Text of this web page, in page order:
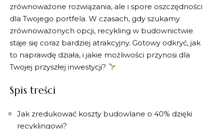
zrównoważone rozwiązania, ale ‌i spore oszczędności
dla Twojego portfela. W ‌czasach, gdy szukamy
⁢zrównoważonych opcji, recykling ​w‌ budownictwie
‍staje się​ coraz bardziej atrakcyjny.⁤ Gotowy odkryć, jak
to naprawdę​ działa, i jakie możliwości ‌przynosi dla
Twojej przyszłej inwestycji?
Spis treści
Jak zredukować koszty budowlane o 40% dzięki
recyklingowi?